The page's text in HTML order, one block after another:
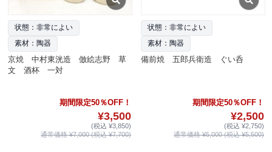
状態：非常によい
素材：陶器
京焼 中村東洸造 倣絵志野 草
文 酒杯 一対
期間限定50％OFF！
¥3,500
(税込 ¥3,850)
通常価格 ¥7,000 (税込 ¥7,700)
状態：非常によい
素材：陶器
備前焼 五郎兵衛造 ぐい呑
期間限定50％OFF！
¥2,500
(税込 ¥2,750)
通常価格 ¥5,000 (税込 ¥5,500)